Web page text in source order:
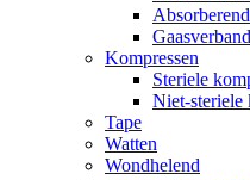
Gaasverband
Kompressen
Steriele
Niet-steriele
Tape
Watten
Wondhelend